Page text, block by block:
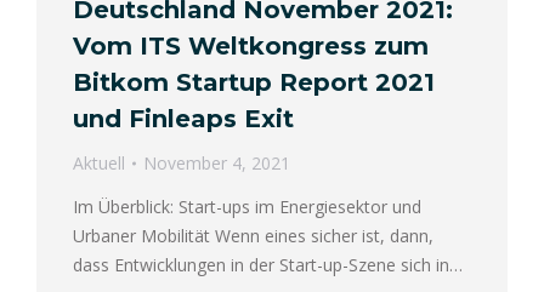
Deutschland November 2021:
Vom ITS Weltkongress zum
Bitkom Startup Report 2021
und Finleaps Exit
Aktuell
November 4, 2021
Im Überblick: Start-ups im Energiesektor und
Urbaner Mobilität Wenn eines sicher ist, dann,
dass Entwicklungen in der Start-up-Szene sich in…